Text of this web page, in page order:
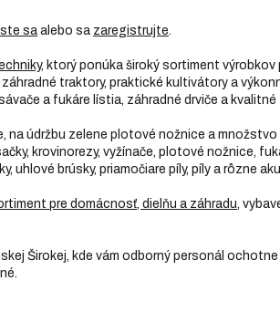
saalebo sa zaregistrujte
, ktorý ponúka široký sortiment výrobkov
traktory, praktické kultivátory a
a fukáre lístia, záhradné drviče a kvalitné
údržbu zelene plotové nožnice a
krovinorezy, vyžínače, plotové nožnice,
brúsky, priamočiare píly, píly a rôzne
pre domácnosť, dielňu a záhradu ,
Širokej, kde vám odborný personál